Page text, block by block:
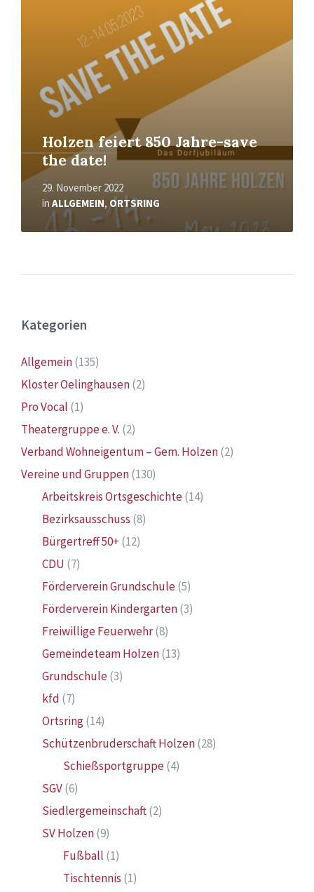
Holzen feiert 850 Jahre-save
the date!
29. November 2022
in ALLGEMEIN, ORTSRING
Kategorien
Allgemein(135)
Kloster Oelinghausen(2)
Pro Vocal (1)
Theatergruppe e. V. (2)
Verband Wohneigentum – Gem. Holzen(2)
Vereine und Gruppen(130)
Arbeitskreis Ortsgeschichte(14)
Bezirksausschuss (8)
Bürgertreff 50+ (12)
CDU (7)
Förderverein Grundschule(5)
Förderverein Kindergarten(3)
Freiwillige Feuerwehr(8)
Gemeindeteam Holzen(13)
Grundschule(3)
kfd (7)
Ortsring(14)
Schützenbruderschaft Holzen(28)
Schießsportgruppe(4)
SGV(6)
Siedlergemeinschaft(2)
SV Holzen(9)
Fußball (1)
Tischtennis (1)